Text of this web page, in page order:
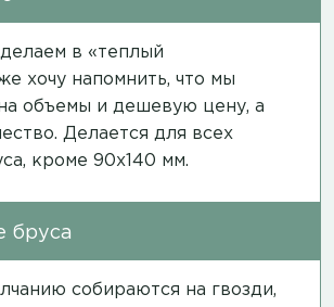
в «теплый
хочу напомнить, что мы
объемы и дешевую цену, а
Делается для всех
кроме 90х140 мм.
бруса
собираются на гвозди,